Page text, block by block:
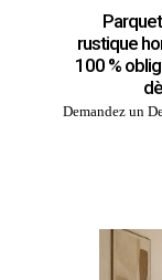
rustique
100 %
Demandez un